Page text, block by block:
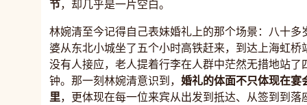
节，却几乎是一片空白。
林婉清至今记得自己表妹婚礼上的那个场景：八十多
婆从东北小城坐了五个小时高铁赶来，到达上海虹桥
没有人接应，老人提着行李在人群中茫然无措地站了
钟。那一刻林婉清意识到， 婚礼的体面不只体现在宴
里，更体现在每一位来宾从出发到抵达、从签到到落